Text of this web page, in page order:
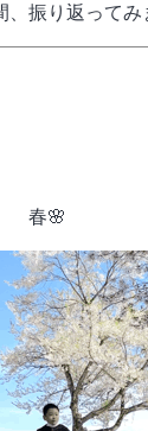
振り返ってみ
春🌸